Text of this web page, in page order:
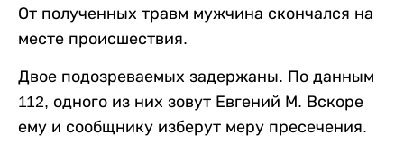
От полученных травм мужчина скончался на
месте происшествия.
Двое подозреваемых задержаны. По данным
112, одного из них зовут Евгений М. Вскоре
ему и сообщнику изберут меру пресечения.